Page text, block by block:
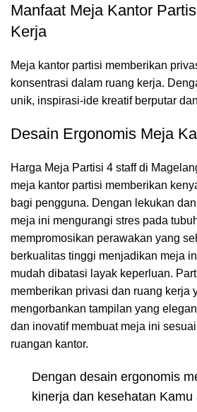
Manfaat Meja Kantor
Kerja
Meja kantor partisi memberikan
konsentrasi dalam ruang kerja.
unik, inspirasi-ide kreatif berputar
Desain Ergonomis Meja
Harga Meja Partisi 4 staff di
meja kantor partisi memberikan
bagi pengguna. Dengan lekukan
meja ini mengurangi stres pada
mempromosikan perawakan yang
berkualitas tinggi menjadikan meja
mudah dibatasi layak keperluan.
memberikan privasi dan ruang kerja
mengorbankan tampilan yang
dan inovatif membuat meja ini
ruangan kantor.
Dengan desain ergonomis
kinerja dan kesehatan